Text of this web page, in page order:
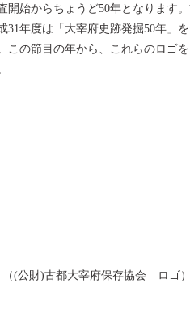
始からちょうど50年となります
年度は「大宰府史跡発掘50年」
の節目の年から、これらのロゴ
(公財)古都大宰府保存協会 ロゴ）